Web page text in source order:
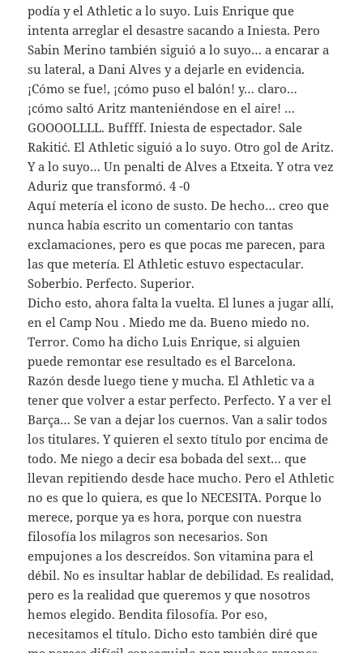
podía y el Athletic a lo suyo. Luis Enrique que
intenta arreglar el desastre sacando a Iniesta. Pero
Sabin Merino también siguió a lo suyo… a encarar a
su lateral, a Dani Alves y a dejarle en evidencia.
¡Cómo se fue!, ¡cómo puso el balón! y… claro…
¡cómo saltó Aritz manteniéndose en el aire! …
GOOOOLLLL. Buffff. Iniesta de espectador. Sale
Rakitić. El Athletic siguió a lo suyo. Otro gol de Aritz.
Y a lo suyo… Un penalti de Alves a Etxeita. Y otra vez
Aduriz que transformó. 4 -0
Aquí metería el icono de susto. De hecho… creo que
nunca había escrito un comentario con tantas
exclamaciones, pero es que pocas me parecen, para
las que metería. El Athletic estuvo espectacular.
Soberbio. Perfecto. Superior.
Dicho esto, ahora falta la vuelta. El lunes a jugar allí,
en el Camp Nou . Miedo me da. Bueno miedo no.
Terror. Como ha dicho Luis Enrique, si alguien
puede remontar ese resultado es el Barcelona.
Razón desde luego tiene y mucha. El Athletic va a
tener que volver a estar perfecto. Perfecto. Y a ver el
Barça… Se van a dejar los cuernos. Van a salir todos
los titulares. Y quieren el sexto título por encima de
todo. Me niego a decir esa bobada del sext… que
llevan repitiendo desde hace mucho. Pero el Athletic
no es que lo quiera, es que lo NECESITA. Porque lo
merece, porque ya es hora, porque con nuestra
filosofía los milagros son necesarios. Son
empujones a los descreídos. Son vitamina para el
débil. No es insultar hablar de debilidad. Es realidad,
pero es la realidad que queremos y que nosotros
hemos elegido. Bendita filosofía. Por eso,
necesitamos el título. Dicho esto también diré que